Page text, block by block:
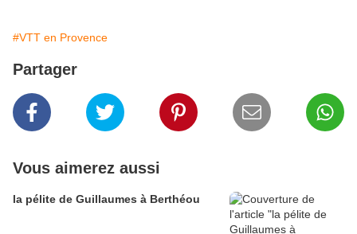
#VTT en Provence
Partager
Vous aimerez aussi
la pélite de Guillaumes à Berthéou